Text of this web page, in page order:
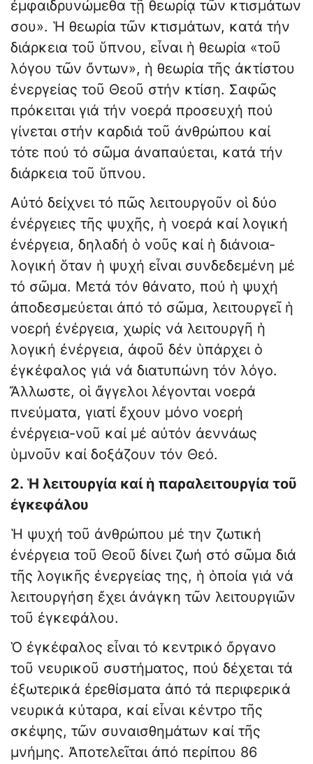
ἐμφαιδρυνώμεθα τῇ θεωρίᾳ τῶν κτισμάτων
σου». Ἡ θεωρία τῶν κτισμάτων, κατά τήν
διάρκεια τοῦ ὕπνου, εἶναι ἡ θεωρία «τοῦ
λόγου τῶν ὄντων», ἡ θεωρία τῆς ἀκτίστου
ἐνεργείας τοῦ Θεοῦ στήν κτίση. Σαφῶς
πρόκειται γιά τήν νοερά προσευχή πού
γίνεται στήν καρδιά τοῦ ἀνθρώπου καί
τότε πού τό σῶμα ἀναπαύεται, κατά τήν
διάρκεια τοῦ ὕπνου.
Αὐτό δείχνει τό πῶς λειτουργοῦν οἱ δύο
ἐνέργειες τῆς ψυχῆς, ἡ νοερά καί λογική
ἐνέργεια, δηλαδή ὁ νοῦς καί ἡ διάνοια-
λογική ὅταν ἡ ψυχή εἶναι συνδεδεμένη μέ
τό σῶμα. Μετά τόν θάνατο, πού ἡ ψυχή
ἀποδεσμεύεται ἀπό τό σῶμα, λειτουργεῖ ἡ
νοερή ἐνέργεια, χωρίς νά λειτουργῆ ἡ
λογική ἐνέργεια, ἀφοῦ δέν ὑπάρχει ὁ
ἐγκέφαλος γιά νά διατυπώνη τόν λόγο.
Ἄλλωστε, οἱ ἄγγελοι λέγονται νοερά
πνεύματα, γιατί ἔχουν μόνο νοερή
ἐνέργεια-νοῦ καί μέ αὐτόν ἀεννάως
ὑμνοῦν καί δοξάζουν τόν Θεό.
2. Ἡ λειτουργία καί ἡ παραλειτουργία τοῦ
ἐγκεφάλου
Ἡ ψυχή τοῦ ἀνθρώπου μέ την ζωτική
ἐνέργεια τοῦ Θεοῦ δίνει ζωή στό σῶμα διά
τῆς λογικῆς ἐνεργείας της, ἡ ὁποία γιά νά
λειτουργήση ἔχει ἀνάγκη τῶν λειτουργιῶν
τοῦ ἐγκεφάλου.
Ὁ ἐγκέφαλος εἶναι τό κεντρικό ὄργανο
τοῦ νευρικοῦ συστήματος, πού δέχεται τά
ἐξωτερικά ἐρεθίσματα ἀπό τά περιφερικά
νευρικά κύταρα, καί εἶναι κέντρο τῆς
σκέψης, τῶν συναισθημάτων καί τῆς
μνήμης. Ἀποτελεῖται ἀπό περίπου 86